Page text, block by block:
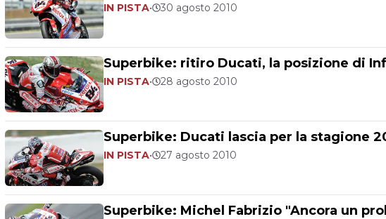
IN PISTA• 30 agosto 2010
Superbike: ritiro Ducati, la posizione di
IN PISTA• 28 agosto 2010
Superbike: Ducati lascia per la stagione
IN PISTA• 27 agosto 2010
Superbike: Michel Fabrizio "Ancora un